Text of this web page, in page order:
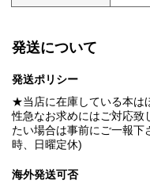
発送について
発送ポリシー
★当店に在庫している本は
性急なお求めにはご対応致
たい場合は事前にご一報
時、日曜定休)
海外発送可否